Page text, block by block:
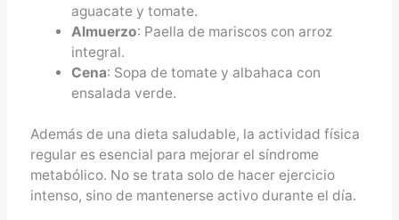
aguacate y tomate.
Almuerzo: Paella de mariscos con arroz
integral.
Cena: Sopa de tomate y albahaca con
ensalada verde.
Además de una dieta saludable, la actividad física
regular es esencial para mejorar el síndrome
metabólico. No se trata solo de hacer ejercicio
intenso, sino de mantenerse activo durante el día.